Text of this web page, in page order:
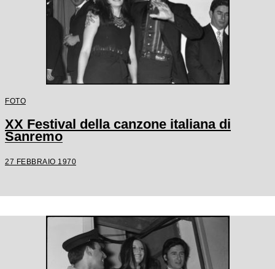
FOTO
XX Festival della canzone italiana di
Sanremo
27 FEBBRAIO 1970